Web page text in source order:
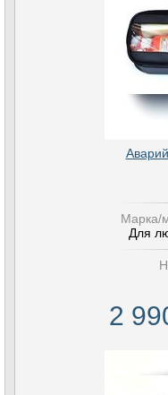
Марка/
Для
2